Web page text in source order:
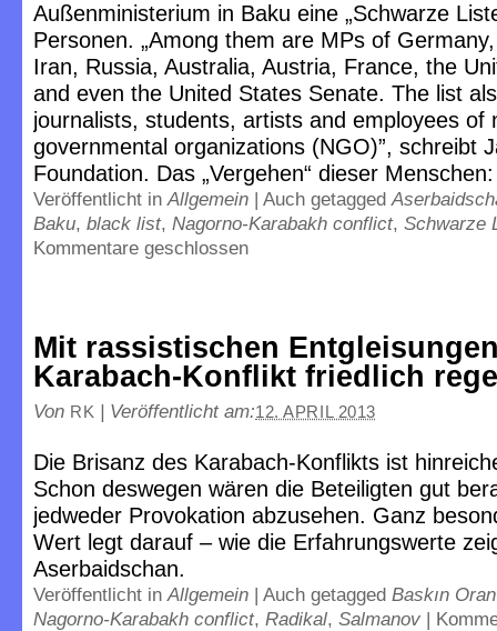
Außenministerium in Baku eine „Schwarze
Personen. „Among them are MPs of
Iran, Russia, Australia, Austria, France, the
and even the United States Senate. The list
journalists, students, artists and employees of
governmental organizations (NGO)”, schreibt
Foundation. Das „Vergehen“ dieser
Veröffentlicht inAllgemein | Auch getagged
Baku, black list, Nagorno-Karabakh conflict, Schwarze
Kommentare geschlossen
Mit rassistischen
Karabach-Konflikt friedlich
Von RK | Veröffentlicht am:12. APRIL 2013
Die Brisanz des Karabach-Konflikts ist
Schon deswegen wären die Beteiligten gut
jedweder Provokation abzusehen. Ganz
Wert legt darauf – wie die Erfahrungswerte
Aserbaidschan.
Veröffentlicht inAllgemein | Auch getagged Baskın Oran
Nagorno-Karabakh conflict, Radikal, Salmanov |